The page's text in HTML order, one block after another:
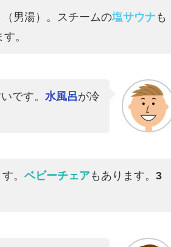
男湯）。スチームの塩サウナも
。
です。 水風呂が冷
。 ベビーチェアもあります。 3